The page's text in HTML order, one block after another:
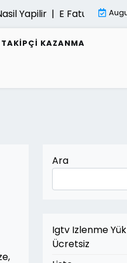
Yapilir |E Fatura Belgeleri
TAKIPÇI KAZANMA
Ara
Igtv Izlenme
Ücretsiz